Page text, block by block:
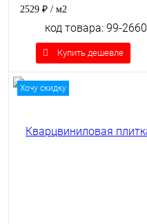
2529 ₽ / м2
код товара: 99-2660
Купить дешевле
Хочу скидку